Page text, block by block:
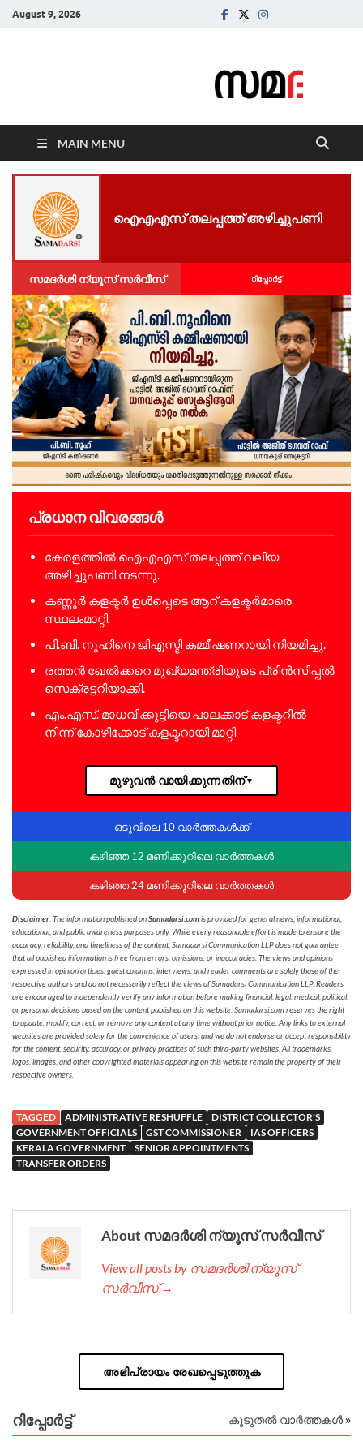
August 9, 2026
MAIN MENU
ഐഎഎസ് തലപ്പത്ത് അഴിച്ചുപണി
സമദർശി ന്യൂസ് സർവീസ് റിപ്പോര്‍ട്ട്
പ്രധാന വിവരങ്ങൾ
കേരളത്തിൽ ഐഎഎസ് തലപ്പത്ത് വലിയ
അഴിച്ചുപണി നടന്നു.
കണ്ണൂർ കളക്ടർ ഉൾപ്പെടെ ആറ് കളക്ടർമാരെ
സ്ഥലംമാറ്റി.
പി.ബി. നൂഹിനെ ജിഎസ്ടി കമ്മീഷണറായി നിയമിച്ചു.
രത്തൻ ഖേൽക്കറെ മുഖ്യമന്ത്രിയുടെ പ്രിൻസിപ്പൽ
സെക്രട്ടറിയാക്കി.
എം.എസ്. മാധവിക്കുട്ടിയെ പാലക്കാട് കളക്ടറിൽ
നിന്ന് കോഴിക്കോട് കളക്ടറായി മാറ്റി
മുഴുവൻ വായിക്കുന്നതിന്▼
ഒടുവിലെ 10 വാർത്തകൾക്ക്
കഴിഞ്ഞ 12 മണിക്കൂറിലെ വാർത്തകൾ
കഴിഞ്ഞ 24 മണിക്കൂറിലെ വാർത്തകൾ
Disclaimer: The information published onSamadarsi.comis provided for general news, informational,
educational, and public awareness purposes only. While every reasonable effort is made to ensure the
accuracy, reliability, and timeliness of the content, Samadarsi Communication LLP does not guarantee
that all published information is free from errors, omissions, or inaccuracies. The views and opinions
expressed in opinion articles, guest columns, interviews, and reader comments are solely those of the
respective authors and do not necessarily reflect the views of Samadarsi Communication LLP. Readers
are encouraged to independently verify any information before making financial, legal, medical, political,
or personal decisions based on the content published on this website. Samadarsi.com reserves the right
to update, modify, correct, or remove any content at any time without prior notice. Any links to external
websites are provided solely for the convenience of users, and we do not endorse or accept responsibility
for the content, security, accuracy, or privacy practices of such third-party websites. All trademarks,
logos, images, and other copyrighted materials appearing on this website remain the property of their
respective owners.
TAGGED ADMINISTRATIVE RESHUFFLE
DISTRICT COLLECTOR'S
GOVERNMENT OFFICIALS
GST COMMISSIONER
IAS OFFICERS
KERALA GOVERNMENT
SENIOR APPOINTMENTS
TRANSFER ORDERS
About സമദർശി ന്യൂസ് സർവീസ്
View all posts by സമദർശി ന്യൂസ്
സർവീസ് →
അഭിപ്രായം രേഖപ്പെടുത്തുക
റിപ്പോര്‍ട്ട് കൂടുതൽ വാർത്തകൾ »